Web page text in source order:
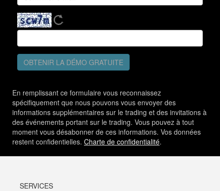
OBTENIR LA DÉMO GRATUITE
En remplissant ce formulaire vous reconnaissez
spécifiquement que nous pouvons vous envoyer des
informations supplémentaires sur le trading et des invitations à
des événements portant sur le trading. Vous pouvez à tout
moment vous désabonner de ces informations. Vos données
restent confidentielles. Charte de confidentialité.
SERVICES